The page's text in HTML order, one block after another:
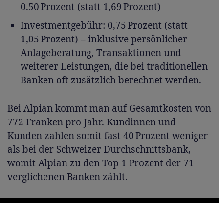
0.50 Prozent (statt 1,69 Prozent)
Investmentgebühr: 0,75 Prozent (statt
1,05 Prozent) – inklusive persönlicher
Anlageberatung, Transaktionen und
weiterer Leistungen, die bei traditionellen
Banken oft zusätzlich berechnet werden.
Bei Alpian kommt man auf Gesamtkosten von
772 Franken pro Jahr. Kundinnen und
Kunden zahlen somit fast 40 Prozent weniger
als bei der Schweizer Durchschnittsbank,
womit Alpian zu den Top 1 Prozent der 71
verglichenen Banken zählt.